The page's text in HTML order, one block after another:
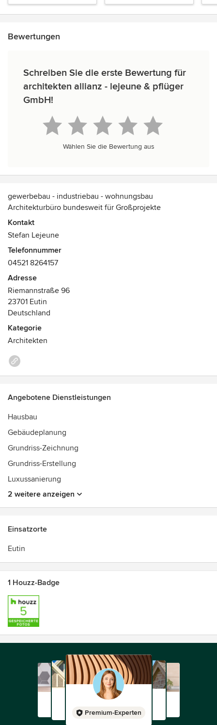
Bewertungen
Schreiben Sie die erste Bewertung für
architekten allianz - lejeune & pflüger
GmbH!
Wählen Sie die Bewertung aus
gewerbebau - industriebau - wohnungsbau
Architekturbüro bundesweit für Großprojekte
Kontakt
Stefan Lejeune
Telefonnummer
04521 8264157
Adresse
Riemannstraße 96
23701 Eutin
Deutschland
Kategorie
Architekten
Angebotene Dienstleistungen
Hausbau
Gebäudeplanung
Grundriss-Zeichnung
Grundriss-Erstellung
Luxussanierung
2 weitere anzeigen
Einsatzorte
Eutin
1 Houzz-Badge
Premium-Experten